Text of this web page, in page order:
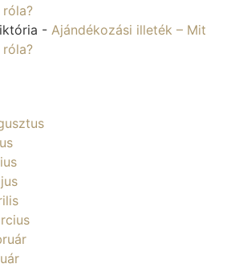
- Ajándékozási illeték – Mit